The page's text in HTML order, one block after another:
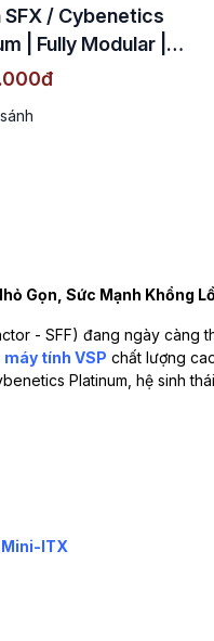
SFX / Cybenetics
| Fully Modular |
& PCIe 5.1)
Gọn, Sức Mạnh Khổng
- SFF) đang ngày
máy tính VSP chất lượng
Platinum, hệ sinh
ITX